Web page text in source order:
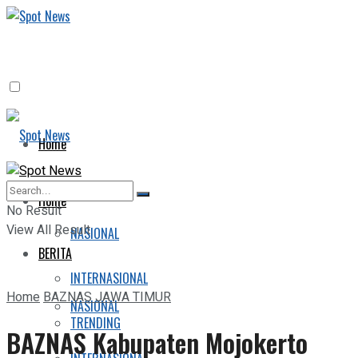
Home
BERITA
NASIONAL
INTERNASIONAL
TRENDING
Home
BERITA
NASIONAL
No Result
View All Result
HomeBAZNAS JAWA TIMUR
BAZNAS Kabupaten Mojokerto